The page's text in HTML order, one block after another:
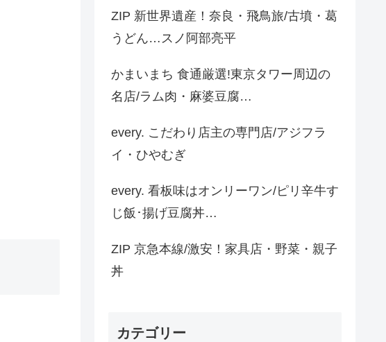
ZIP 新世界遺産！奈良・飛鳥旅/古墳・葛
うどん…スノ阿部亮平
かまいまち 食通厳選!東京タワー周辺の
名店/ラム肉・麻婆豆腐…
every. こだわり店主の専門店/アジフラ
イ・ひやむぎ
every. 看板味はオンリーワン/ピリ辛牛す
じ飯･揚げ豆腐丼…
ZIP 京急本線/激安！家具店・野菜・親子
丼
カテゴリー